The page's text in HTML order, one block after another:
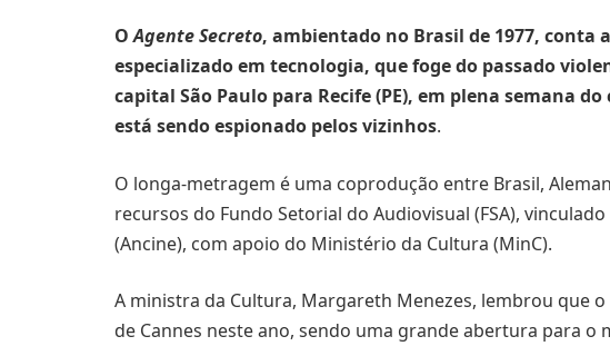
OAgente Secreto, ambientado no Brasil de 1977, conta
especializado em tecnologia, que foge do passado
capital São Paulo para Recife (PE), em plena semana
está sendo espionado pelos vizinhos.
O longa-metragem é uma coprodução entre Brasil,
recursos do Fundo Setorial do Audiovisual (FSA),
(Ancine), com apoio do Ministério da Cultura (MinC).
A ministra da Cultura, Margareth Menezes, lembrou que
de Cannes neste ano, sendo uma grande abertura para o